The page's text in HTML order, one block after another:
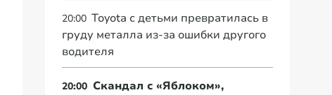
20:00 Toyota с детьми превратилась в
груду металла из-за ошибки другого
водителя
20:00 Скандал с «Яблоком»,